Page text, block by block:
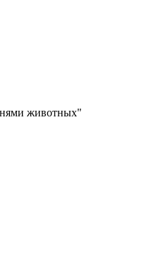
животных"